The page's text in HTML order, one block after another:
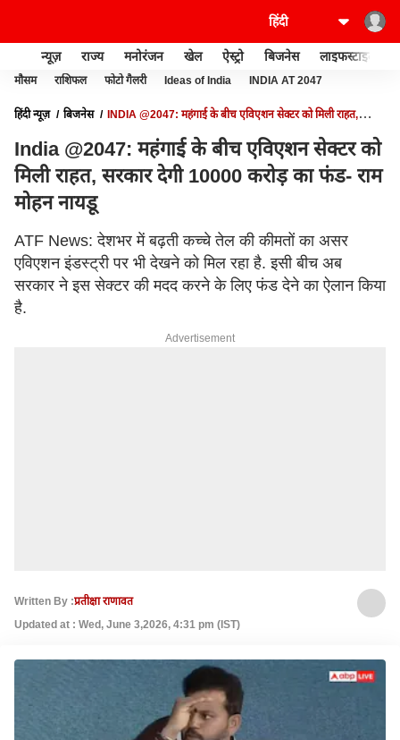
न्यूज़ राज्य मनोरंजन खेल ऐस्ट्रो बिजनेस लाइफस्टाइल
मौसम राशिफल फोटो गैलरी Ideas of India INDIA AT 2047
हिंदी न्यूज़ बिजनेस
INDIA @2047: महंगाई के बीच एविएशन सेक्टर को मिली राहत,
India @2047: महंगाई के बीच एविएशन सेक्टर को
मिली राहत, सरकार देगी 10000 करोड़ का फंड- राम
मोहन नायडू
ATF News: देशभर में बढ़ती कच्चे तेल की कीमतों का असर
एविएशन इंडस्ट्री पर भी देखने को मिल रहा है. इसी बीच अब
सरकार ने इस सेक्टर की मदद करने के लिए फंड देने का ऐलान किया
है.
Advertisement
Written By :प्रतीक्षा राणावत
Updated at : Wed, June 3,2026, 4:31 pm (IST)